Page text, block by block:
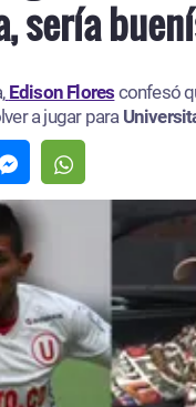
sería
Edison Flores confesó
a jugar para